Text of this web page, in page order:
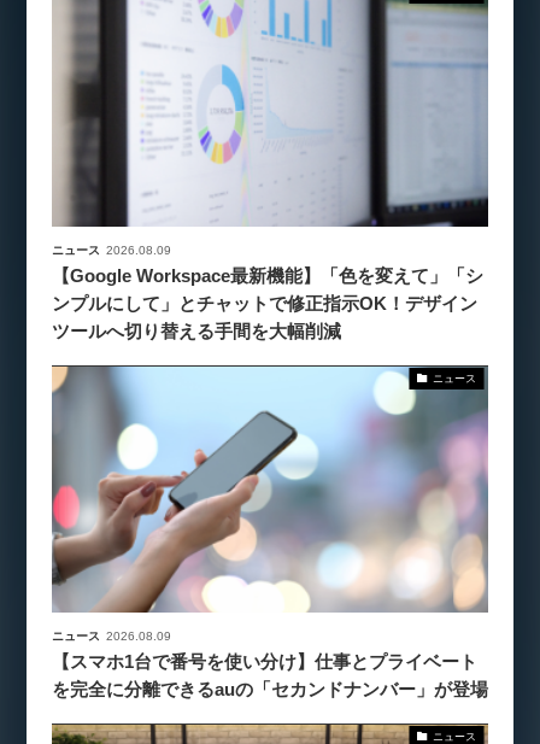
ニュース 2026.08.09
【Google Workspace最新機能】「色を変えて」「シ
ンプルにして」とチャットで修正指示OK！デザイン
ツールへ切り替える手間を大幅削減
ニュース
ニュース 2026.08.09
【スマホ1台で番号を使い分け】仕事とプライベート
を完全に分離できるauの「セカンドナンバー」が登場
ニュース